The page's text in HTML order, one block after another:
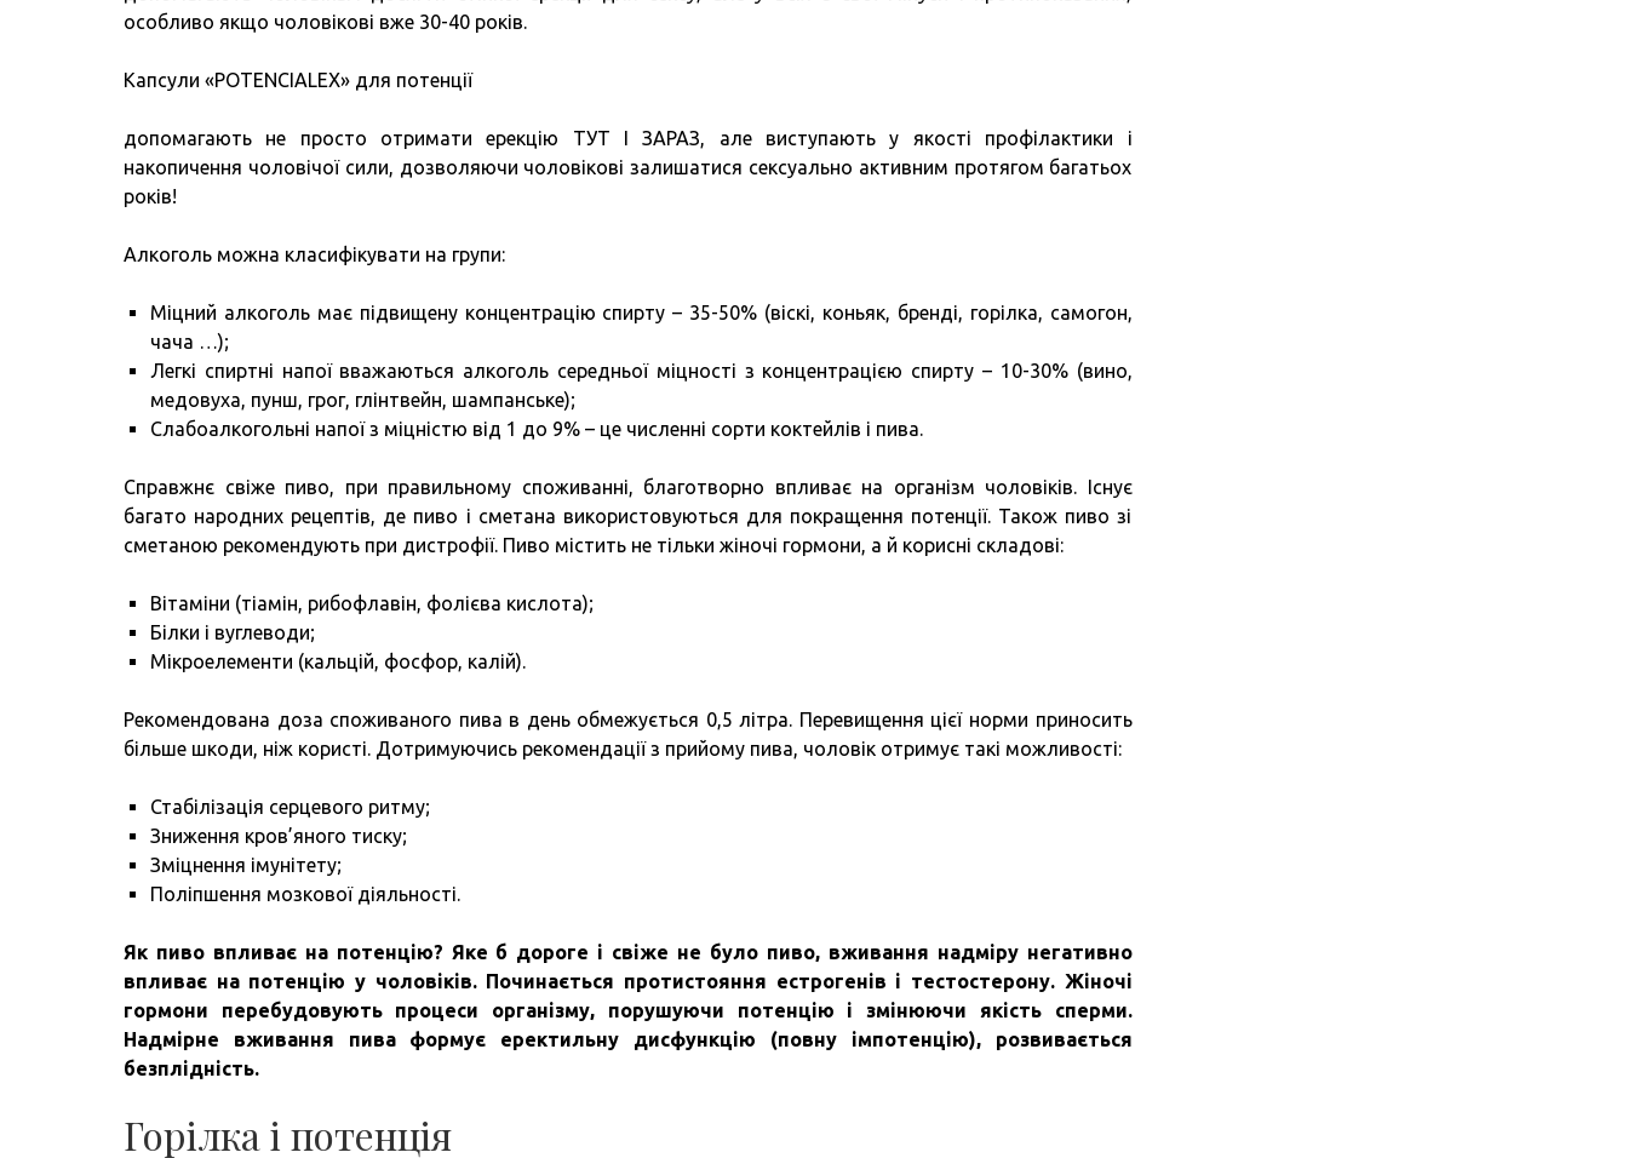
особливо якщо чоловікові вже 30-40 років.
Капсули «POTENCIALEX» для потенції
допомагають не просто отримати ерекцію ТУТ І ЗАРАЗ, але виступають у якості профілактики і
накопичення чоловічої сили, дозволяючи чоловікові залишатися сексуально активним протягом багатьох
років!
Алкоголь можна класифікувати на групи:
Міцний алкоголь має підвищену концентрацію спирту – 35-50% (віскі, коньяк, бренді, горілка, самогон,
чача …);
Легкі спиртні напої вважаються алкоголь середньої міцності з концентрацією спирту – 10-30% (вино,
медовуха, пунш, грог, глінтвейн, шампанське);
Слабоалкогольні напої з міцністю від 1 до 9% – це численні сорти коктейлів і пива.
Справжнє свіже пиво, при правильному споживанні, благотворно впливає на організм чоловіків. Існує
багато народних рецептів, де пиво і сметана використовуються для покращення потенції. Також пиво зі
сметаною рекомендують при дистрофії. Пиво містить не тільки жіночі гормони, а й корисні складові:
Вітаміни (тіамін, рибофлавін, фолієва кислота);
Білки і вуглеводи;
Мікроелементи (кальцій, фосфор, калій).
Рекомендована доза споживаного пива в день обмежується 0,5 літра. Перевищення цієї норми приносить
більше шкоди, ніж користі. Дотримуючись рекомендації з прийому пива, чоловік отримує такі можливості:
Стабілізація серцевого ритму;
Зниження кров’яного тиску;
Зміцнення імунітету;
Поліпшення мозкової діяльності.
Як пиво впливає на потенцію? Яке б дороге і свіже не було пиво, вживання надміру негативно
впливає на потенцію у чоловіків. Починається протистояння естрогенів і тестостерону. Жіночі
гормони перебудовують процеси організму, порушуючи потенцію і змінюючи якість сперми.
Надмірне вживання пива формує еректильну дисфункцію (повну імпотенцію), розвивається
безплідність.
Горілка і потенція